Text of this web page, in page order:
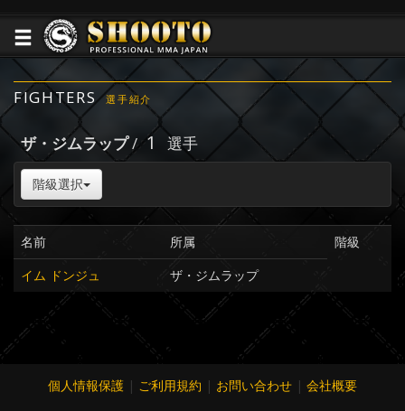
FIGHTERS 選手紹介
ザ・ジムラップ/ 1 選手
階級選択
名前 所属
階級
イム ドンジュ
ザ・ジムラップ
個人情報保護 | ご利用規約 | お問い合わせ | 会社概要